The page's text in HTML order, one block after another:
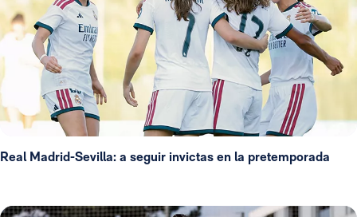
Real Madrid-Sevilla: a seguir invictas en la pretemporada